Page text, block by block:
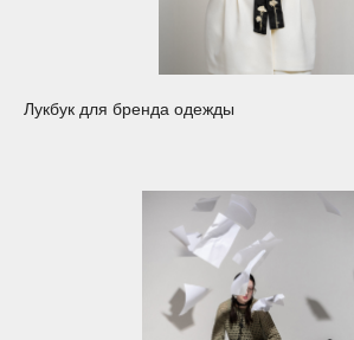
Лукбук для бренда одежды